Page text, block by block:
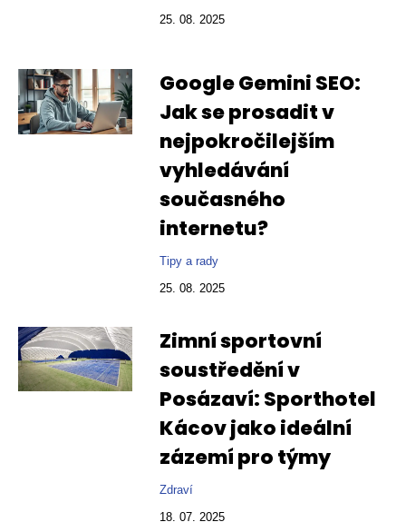
25. 08. 2025
Google Gemini SEO:
Jak se prosadit v
nejpokročilejším
vyhledávání
současného
internetu?
Tipy a rady
25. 08. 2025
Zimní sportovní
soustředění v
Posázaví: Sporthotel
Kácov jako ideální
zázemí pro týmy
Zdraví
18. 07. 2025